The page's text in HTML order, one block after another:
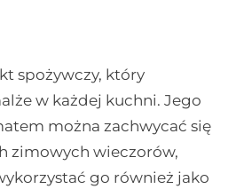
spożywczy, który
w każdej kuchni. Jego
można zachwycać się
zimowych wieczorów,
go również jako